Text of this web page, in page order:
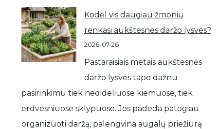
Kodėl vis daugiau žmonių
renkasi aukštesnes daržo lysves?
2026-07-26
Pastaraisiais metais aukštesnės
daržo lysvės tapo dažnu
pasirinkimu tiek nedideliuose kiemuose, tiek
erdvesniuose sklypuose. Jos padeda patogiau
organizuoti daržą, palengvina augalų priežiūrą